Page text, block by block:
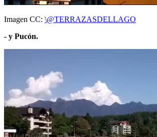
Imagen CC: \@TERRAZASDELLAGO
- y Pucón.